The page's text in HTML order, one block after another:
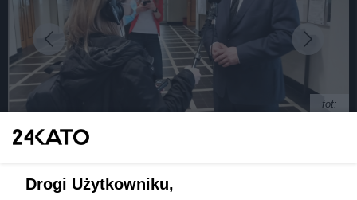
fot:
Powstanie Strefa Innowacji
Drogi Użytkowniku,